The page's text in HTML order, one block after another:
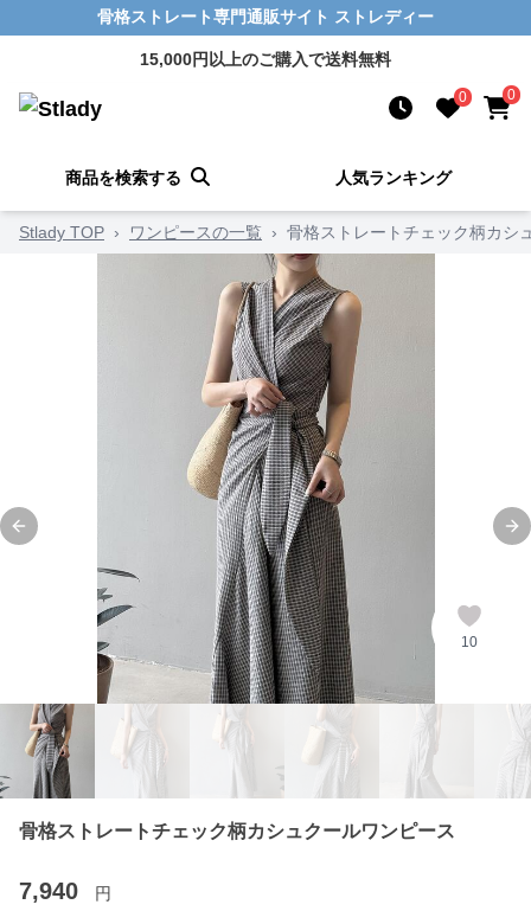
骨格ストレート専門通販サイト ストレディー
15,000円以上のご購入で送料無料
0 0
商品を検索する 人気ランキング
Stlady TOP › ワンピースの一覧 › 骨格ストレートチェック柄カシ
Previous slide
10
骨格ストレートチェック柄カシュクールワンピース
7,940 円